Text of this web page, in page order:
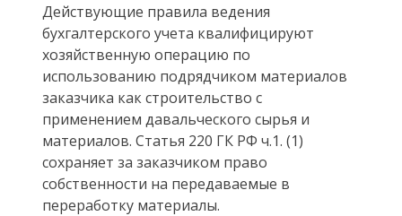
Действующие правила ведения
бухгалтерского учета квалифицируют
хозяйственную операцию по
использованию подрядчиком материалов
заказчика как строительство с
применением давальческого сырья и
материалов. Статья 220 ГК РФ ч.1. (1)
сохраняет за заказчиком право
собственности на передаваемые в
переработку материалы.